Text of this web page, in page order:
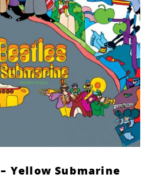
Yellow Submarine